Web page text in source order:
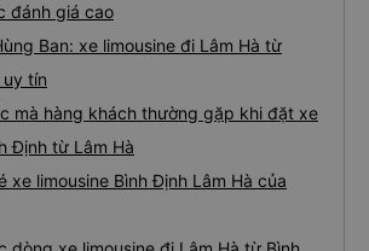
đánh giá cao
Ban: xe limousine đi Lâm Hà từ
uy tín
mà hàng khách thường gặp khi đặt xe
Định từ Lâm Hà
xe limousine Bình Định Lâm Hà của